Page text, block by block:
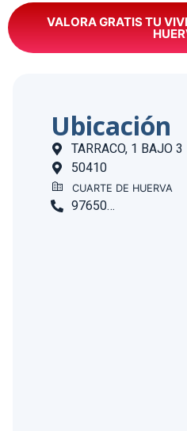
VALORA GRATIS TU
Ubicación
TARRACO, 1 BAJO 3
50410
CUARTE DE HUERVA
976509901